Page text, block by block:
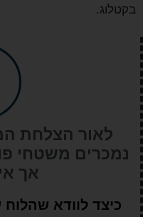
בקטלוג.
לאור הצלחת
נמכרים משטחי
אך
כיצד לוודא